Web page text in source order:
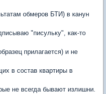
обмеров БТИ) в канун
"писульку", как-то
прилагается) и не
в состав квартиры в
не всегда бывают излишни.